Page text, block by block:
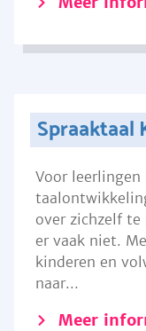
Spraaktaal
Voor leerlingen
over zichzelf
er vaak niet.
kinderen en
naar...
Meer